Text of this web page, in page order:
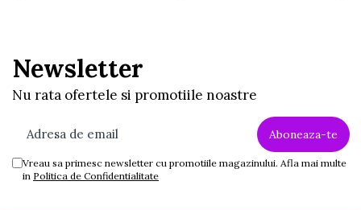
Newsletter
Nu rata ofertele si promotiile noastre
Vreau sa primesc newsletter cu promotiile magazinului. Afla mai multe
in Politica de Confidentialitate